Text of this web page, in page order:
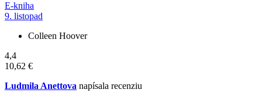
E-kniha
9. listopad
Colleen Hoover
4,4
10,62 €
Ludmila Anettova napísala recenziu